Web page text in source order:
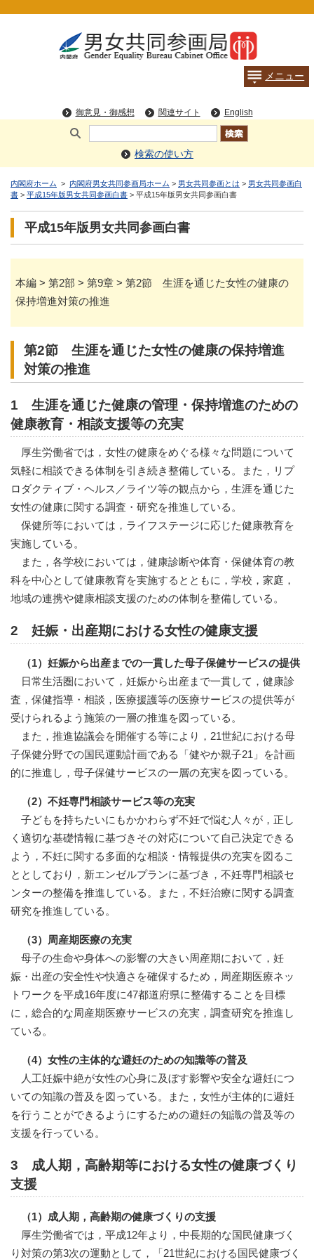
検索の使い方
内閣府ホーム > 内閣府男女共同参画局ホーム > 男女共同参画とは > 男女共同参画白
書 > 平成15年版男女共同参画白書 > 平成15年版男女共同参画白書
平成15年版男女共同参画白書
本編 > 第2部 > 第9章 > 第2節 生涯を通じた女性の健康の
保持増進対策の推進
第2節 生涯を通じた女性の健康の保持増進
対策の推進
1 生涯を通じた健康の管理・保持増進のための
健康教育・相談支援等の充実
厚生労働省では，女性の健康をめぐる様々な問題について
気軽に相談できる体制を引き続き整備している。また，リプ
ロダクティブ・ヘルス／ライツ等の観点から，生涯を通じた
女性の健康に関する調査・研究を推進している。
保健所等においては，ライフステージに応じた健康教育を
実施している。
また，各学校においては，健康診断や体育・保健体育の教
科を中心として健康教育を実施するとともに，学校，家庭，
地域の連携や健康相談支援のための体制を整備している。
2 妊娠・出産期における女性の健康支援
（1）妊娠から出産までの一貫した母子保健サービスの提供
日常生活圏において，妊娠から出産まで一貫して，健康診
査，保健指導・相談，医療援護等の医療サービスの提供等が
受けられるよう施策の一層の推進を図っている。
また，推進協議会を開催する等により，21世紀における母
子保健分野での国民運動計画である「健やか親子21」を計画
的に推進し，母子保健サービスの一層の充実を図っている。
（2）不妊専門相談サービス等の充実
子どもを持ちたいにもかかわらず不妊で悩む人々が，正し
く適切な基礎情報に基づきその対応について自己決定できる
よう，不妊に関する多面的な相談・情報提供の充実を図るこ
ととしており，新エンゼルプランに基づき，不妊専門相談セ
ンターの整備を推進している。また，不妊治療に関する調査
研究を推進している。
（3）周産期医療の充実
母子の生命や身体への影響の大きい周産期において，妊
娠・出産の安全性や快適さを確保するため，周産期医療ネッ
トワークを平成16年度に47都道府県に整備することを目標
に，総合的な周産期医療サービスの充実，調査研究を推進し
ている。
（4）女性の主体的な避妊のための知識等の普及
人工妊娠中絶が女性の心身に及ぼす影響や安全な避妊につ
いての知識の普及を図っている。また，女性が主体的に避妊
を行うことができるようにするための避妊の知識の普及等の
支援を行っている。
3 成人期，高齢期等における女性の健康づくり
支援
（1）成人期，高齢期の健康づくりの支援
厚生労働省では，平成12年より，中長期的な国民健康づく
り対策の第3次の運動として，「21世紀における国民健康づく